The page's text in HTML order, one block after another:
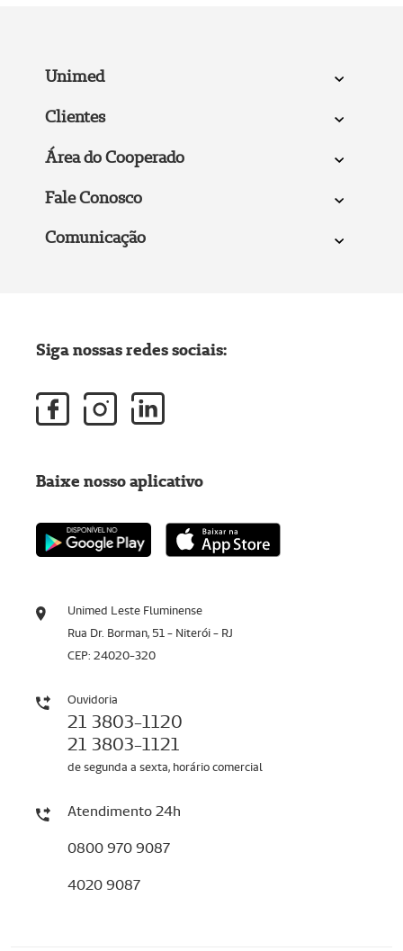
Unimed
Clientes
Área do Cooperado
Fale Conosco
Comunicação
Unimed Leste Fluminense
Rua Dr. Borman, 51 - Niterói - RJ
CEP: 24020-320
Ouvidoria
21 3803-1120
21 3803-1121
de segunda a sexta, horário comercial
Atendimento 24h
0800 970 9087
4020 9087
Siga nossas redes sociais:
Baixe nosso aplicativo